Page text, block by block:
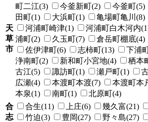
天
草
市
町二江(3)
今釜新町(2) 今釜町(5)
田町(1)
大浜町(1) 亀場町亀川(8)
河浦町崎津(1)
河浦町白木河内
浦町(2)
久玉町(7) 倉岳町棚底(4)
佐伊津町(6)
志柿町(13) 下浦
浄南町(2)
新和町小宮地(4) 栖本
古江(5)
諏訪町(1) 瀬戸町(1)
広瀬(4)
本渡町本渡(7) 本渡町本
本泉(1)
南町(1)
北原町(4)
合
志
合生(11) 上庄(6) 幾久富(21)
竹迫(3)
豊岡(27) 野々島(27)